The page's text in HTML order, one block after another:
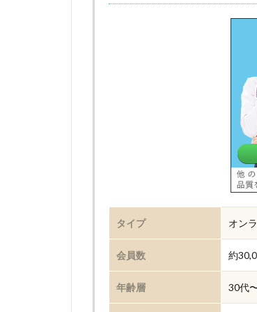
タイプ オン
会員数 約
年齢層 30代